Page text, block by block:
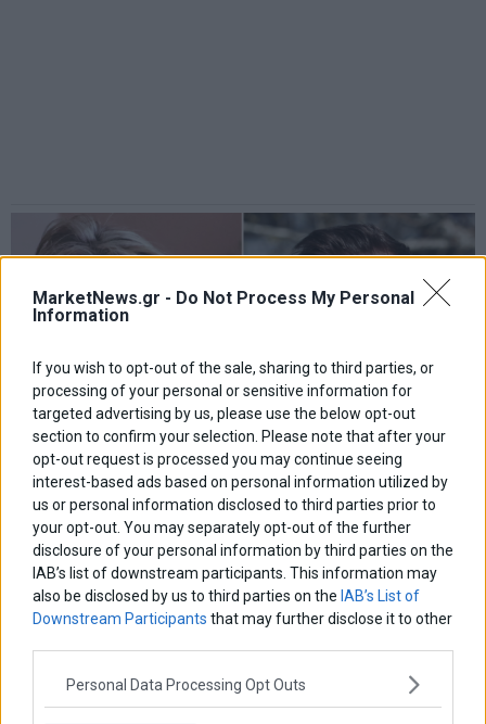
MarketNews.gr - Do Not Process My Personal
Information
If you wish to opt-out of the sale, sharing to third parties, or
processing of your personal or sensitive information for
targeted advertising by us, please use the below opt-out
section to confirm your selection. Please note that after your
opt-out request is processed you may continue seeing
interest-based ads based on personal information utilized by
us or personal information disclosed to third parties prior to
your opt-out. You may separately opt-out of the further
disclosure of your personal information by third parties on the
IAB’s list of downstream participants. This information may
also be disclosed by us to third parties on the IAB’s List of
Downstream Participants that may further disclose it to other
Personal Data Processing Opt Outs
Η Μ. Καρυστιανού απαγορεύει στους αδελφούς
Πλακιά να την πλησιάσουν στα 200 μέτρα – Τι άλλο
τους ζητά
Με εξώδικα, δελτία τύπου και ασφαλιστικά μέτρα ανάμεσα σε
Μαρία Καρυστιανού και Νίκο Πλακιά – Η Μ. Καρυστιανού
απαγορεύει στους αδελφούς Πλακιά να την πλησιάσουν στα 200
Επικαιρότητα